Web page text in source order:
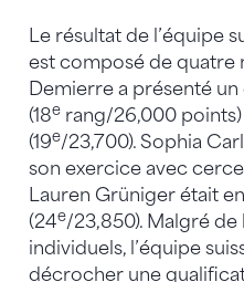
Le résultat de l’équipe
est composé de quatre
Demierre a présenté
(18e rang/26,000
(19e/23,700). Sophia
son exercice avec
Lauren Grüniger était
(24e/23,850). Malgré
individuels, l’équipe
décrocher une